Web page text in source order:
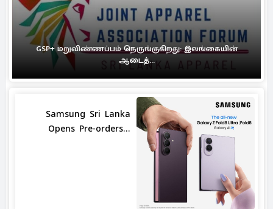
GSP+ மறுவிண்ணப்பம் நெருங்குகிறது: இலங்கையின்
ஆடைத்...
Samsung Sri Lanka
Opens Pre-orders...